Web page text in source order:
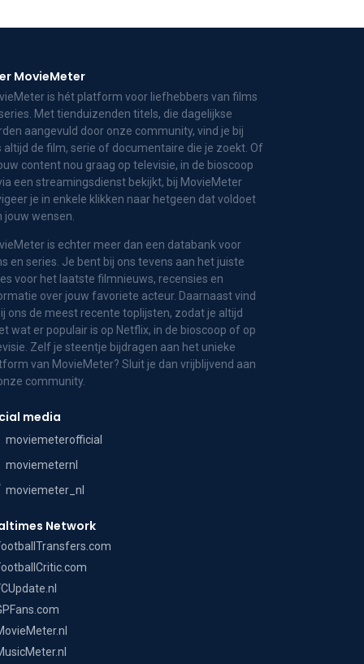
MovieMeter
is hét platform voor liefhebbers van films
Met tienduizenden titels, die dagelijkse
aangevuld door onze community, vind je bij
altijd de film, serie of documentaire die je zoekt. Of
content nou graag op televisie, in de bioscoop
een streamingsdienst bekijkt, bij MovieMeter
je in enkele klikken naar hetgeen dat voldoet
jouw wensen.
is echter meer dan een databank voor
en series. Je bent bij ons tevens aan het juiste
voor het laatste filmnieuws, recensies en
over jouw favoriete acteur. Daarnaast vind
ons de meest recente toplijsten, zodat je altijd
wat er populair is op Netflix, in de bioscoop of op
Zelf je steentje bijdragen aan het unieke
van MovieMeter? Sluit je dan vrijblijvend aan
community.
media
moviemeterofficial
moviemeternl
moviemeter_nl
Network